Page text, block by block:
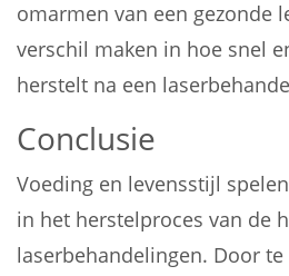
omarmen van een gezonde
verschil maken in hoe snel
herstelt na een
Conclusie
Voeding en levensstijl
in het herstelproces van de
laserbehandelingen. Door te